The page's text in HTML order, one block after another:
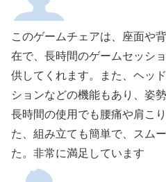
このゲームチェアは、座面や
在で、長時間のゲームセッシ
供してくれます。また、ヘッ
ションなどの機能もあり、姿
長時間の使用でも腰痛や肩こ
た、組み立ても簡単で、スム
た。非常に満足しています